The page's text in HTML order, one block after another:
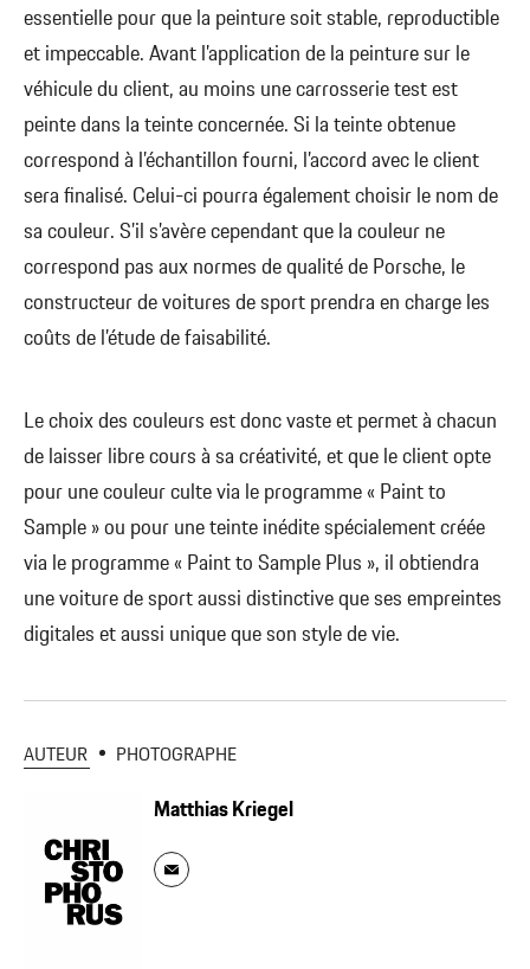
essentielle pour que la peinture soit stable, reproductible
et impeccable. Avant l’application de la peinture sur le
véhicule du client, au moins une carrosserie test est
peinte dans la teinte concernée. Si la teinte obtenue
correspond à l’échantillon fourni, l’accord avec le client
sera finalisé. Celui-ci pourra également choisir le nom de
sa couleur. S’il s’avère cependant que la couleur ne
correspond pas aux normes de qualité de Porsche, le
constructeur de voitures de sport prendra en charge les
coûts de l’étude de faisabilité.
Le choix des couleurs est donc vaste et permet à chacun
de laisser libre cours à sa créativité, et que le client opte
pour une couleur culte via le programme « Paint to
Sample » ou pour une teinte inédite spécialement créée
via le programme « Paint to Sample Plus », il obtiendra
une voiture de sport aussi distinctive que ses empreintes
digitales et aussi unique que son style de vie.
AUTEUR PHOTOGRAPHE
Matthias Kriegel